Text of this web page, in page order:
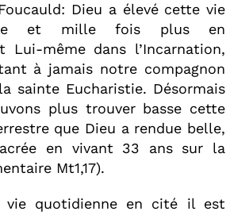
Dieu a élevé cette vie
et mille fois plus en
Lui-même dans l’Incarnation,
à jamais notre compagnon
sainte Eucharistie. Désormais
plus trouver basse cette
que Dieu a rendue belle,
en vivant 33 ans sur la
Mt1,17).
vie quotidienne en cité il est